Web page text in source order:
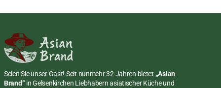
Seien Sie unser Gast! Seit nunmehr 32 Jahren bietet „Asian
Brand“ in Gelsenkirchen Liebhabern asiatischer Küche und